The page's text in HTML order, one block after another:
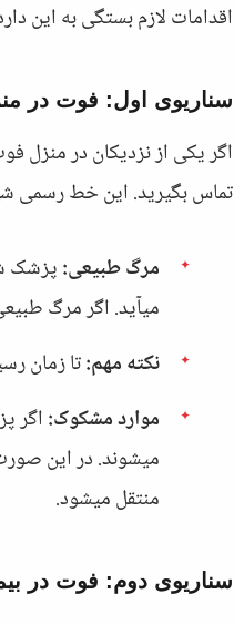
اقدامات لازم بستگی به این
سناریوی اول: فوت در
اگر یکی از نزدیکان در منزل
تماس بگیرید. این خط رسمی
مرگ طبیعی:
میآید. اگر مرگ
نکته مهم:تا زمان
موارد مشکوک:
منتقل میشود.
سناریوی دوم: فوت در